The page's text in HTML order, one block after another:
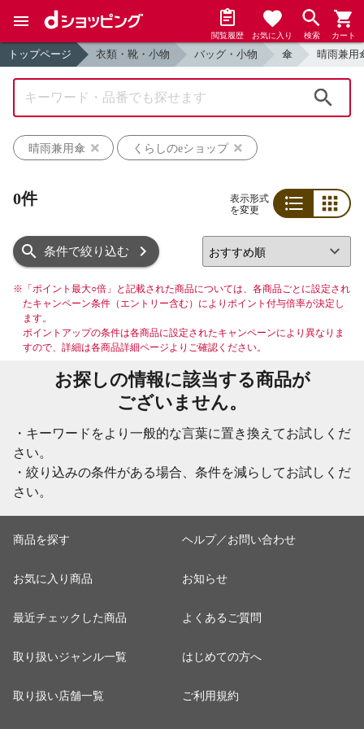
閲覧履歴 お気に入り 検索 カート
トップページ 衣類・靴・小物 バッグ・小物 傘 晴雨兼用
晴雨兼用傘
くらしのeショップ
0件
表示形式
を変更
条件で絞り込む
※ 「ポイント最大○倍」と記載された商品については、各商品ごとに設定され
たキャンペーン条件（エントリー含む）によりポイント付与倍率が決定し
ます。
ポイントアップの条件は各商品に設定されたキャンペーンにより異なりま
すので、詳細は各商品詳細ページよりご確認ください。
お探しの情報に該当する商品が
ございません。
・キーワードをより一般的な言葉に置き換えてお試しくだ
さい。
・絞り込みの条件がある場合、条件を減らしてお試しくだ
さい。
商品を探す
お気に入り商品
最近チェックした商品
取り扱いジャンル一覧
取り扱い店舗一覧
ヘルプ／お問い合わせ
お知らせ
よくあるご質問
はじめての方へ
ご利用規約